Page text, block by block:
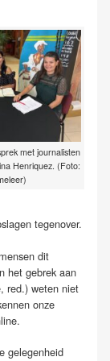
met journalisten
Henriquez. (Foto:
tegenover.
dit
het gebrek aan
red.) weten niet
onze
.
gelegenheid